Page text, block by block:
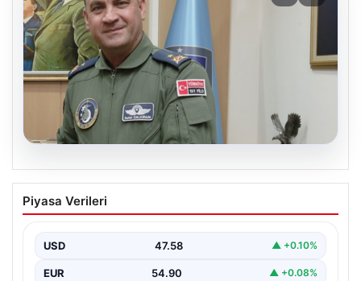
Rafet Dalkıran Kimdir? Türkiye’nin Yeni
Hava Kuvvetleri Komutanı Hakkında
Türkiye'nin askeri yönetiminde önemli bir yere sahip
Yüksek…
Piyasa Verileri
USD 47.58 ▲ +0.10%
EUR 54.90 ▲ +0.08%